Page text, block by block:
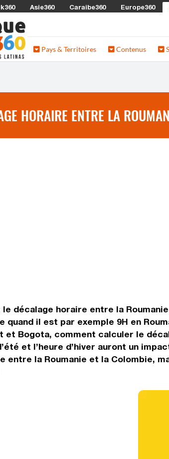
Asie360 Caraibe360 Europe360
Pays & Territoires Contenus
HORAIRE ENTRE LA
le décalage horaire entre la
quand il est par exemple 9H en
et Bogota, comment calculer le
et l’heure d’hiver auront un
entre la Roumanie et la Colombie,